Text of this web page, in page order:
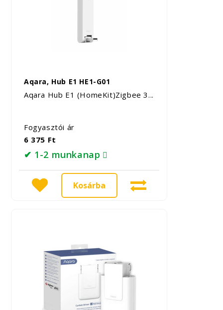
Aqara, Hub E1 HE1-G01
Aqara Hub E1 (HomeKit)Zigbee 3...
Fogyasztói ár
6 375 Ft
✔ 1-2 munkanap
Kosárba